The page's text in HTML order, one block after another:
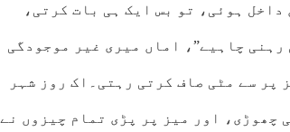
داخل ہوئی، تو بس ایک ہی بات کرتی،
چاہیے”، اماں میری غیر موجودگی
پر سے مٹی صاف کرتی رہتی۔اک روز شہر
چھوڑی، اور میز پر پڑی تمام چیزوں نے